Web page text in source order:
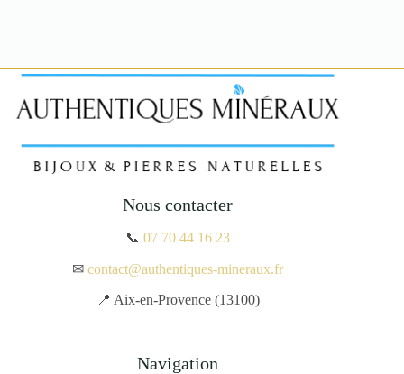
Nous contacter
📞07 70 44 16 23
✉contact@authentiques-mineraux.fr
📍 Aix-en-Provence (13100)
Navigation